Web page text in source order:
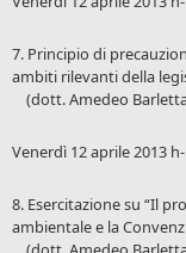
7. Principio di
ambiti rilevanti della
(dott. Amedeo
Venerdì 12 aprile 2013
8. Esercitazione su “Il
ambientale e la